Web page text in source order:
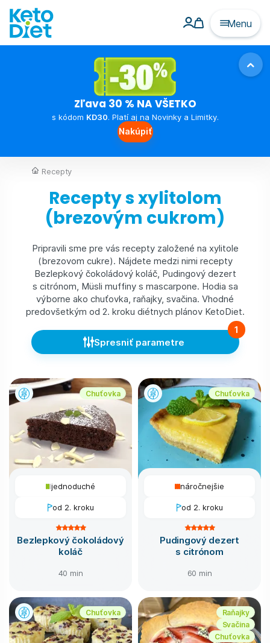
Menu
Zľava 30 % NA VŠETKO
s kódom KD30. Platí aj na Novinky a Limitky.
Nakúpiť
Recepty
Recepty s xylitolom
(brezovým cukrom)
Pripravili sme pre vás recepty založené na xylitole
(brezovom cukre). Nájdete medzi nimi recepty
Bezlepkový čokoládový koláč, Pudingový dezert
s citrónom, Müsli muffiny s mascarpone. Hodia sa
výborne ako chuťovka, raňajky, svačina. Vhodné
predovšetkým od 2. kroku diétnych plánov KetoDiet.
Spresniť parametre
1
Chuťovka
jednoduché
od 2. kroku
Bezlepkový čokoládový
koláč
40 min
Chuťovka
náročnejšie
od 2. kroku
Pudingový dezert
s citrónom
60 min
Chuťovka
Raňajky
Svačina
Chuťovka